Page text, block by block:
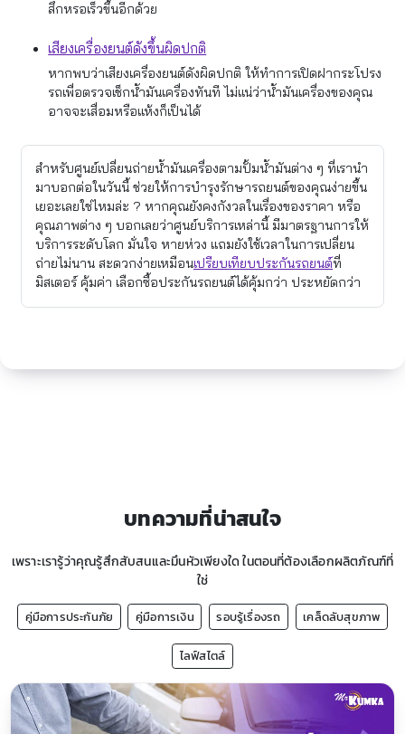
สึกหรอเร็วขึ้นอีกด้วย
เสียงเครื่องยนต์ดังขึ้นผิดปกติ
หากพบว่าเสียงเครื่องยนต์ดังผิดปกติ ให้ทำการเปิดฝากระโปรง
รถเพื่อตรวจเช็กน้ำมันเครื่องทันที ไม่แน่ว่าน้ำมันเครื่องของคุณ
อาจจะเสื่อมหรือแห้งก็เป็นได้
สำหรับศูนย์เปลี่ยนถ่ายน้ำมันเครื่องตามปั้มน้ำมันต่าง ๆ ที่เรานำ
มาบอกต่อในวันนี้ ช่วยให้การบำรุงรักษารถยนต์ของคุณง่ายขึ้น
เยอะเลยใช่ไหมล่ะ ? หากคุณยังคงกังวลในเรื่องของราคา หรือ
คุณภาพต่าง ๆ บอกเลยว่าศูนย์บริการเหล่านี้ มีมาตรฐานการให้
บริการระดับโลก มั่นใจ หายห่วง แถมยังใช้เวลาในการเปลี่ยน
ถ่ายไม่นาน สะดวกง่ายเหมือนเปรียบเทียบประกันรถยนต์ที่
มิสเตอร์ คุ้มค่า เลือกซื้อประกันรถยนต์ได้คุ้มกว่า ประหยัดกว่า
บทความที่น่าสนใจ
เพราะเรารู้ว่าคุณรู้สึกสับสนและมึนหัวเพียงใด ในตอนที่ต้องเลือกผลิตภัณฑ์ที่
ใช่
คู่มือการประกันภัย คู่มือการเงิน รอบรู้เรื่องรถ เคล็ดลับสุขภาพ
ไลฟ์สไตล์